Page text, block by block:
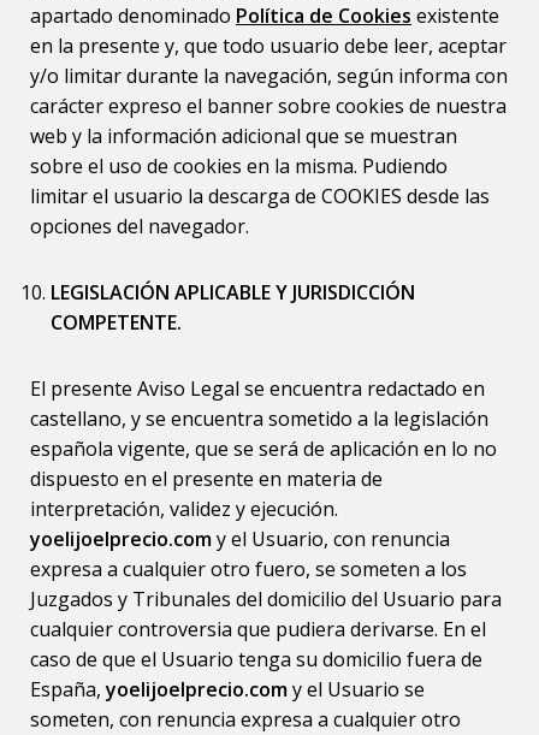
apartado denominado Política de Cookies existente
en la presente y, que todo usuario debe leer, aceptar
y/o limitar durante la navegación, según informa con
carácter expreso el banner sobre cookies de nuestra
web y la información adicional que se muestran
sobre el uso de cookies en la misma. Pudiendo
limitar el usuario la descarga de COOKIES desde las
opciones del navegador.
LEGISLACIÓN APLICABLE Y JURISDICCIÓN
COMPETENTE.
El presente Aviso Legal se encuentra redactado en
castellano, y se encuentra sometido a la legislación
española vigente, que se será de aplicación en lo no
dispuesto en el presente en materia de
interpretación, validez y ejecución.
yoelijoelprecio.comy el Usuario, con renuncia
expresa a cualquier otro fuero, se someten a los
Juzgados y Tribunales del domicilio del Usuario para
cualquier controversia que pudiera derivarse. En el
caso de que el Usuario tenga su domicilio fuera de
España,yoelijoelprecio.comy el Usuario se
someten, con renuncia expresa a cualquier otro